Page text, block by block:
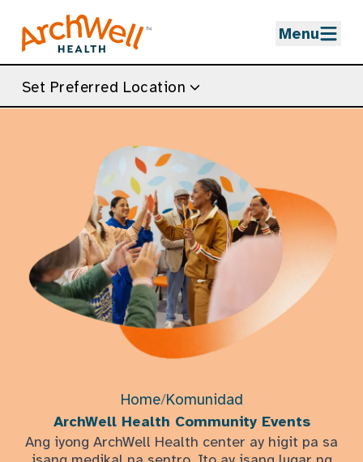
Menu
Set Preferred Location
Home/Komunidad
ArchWell Health Community Events
Ang iyong ArchWell Health center ay higit pa sa